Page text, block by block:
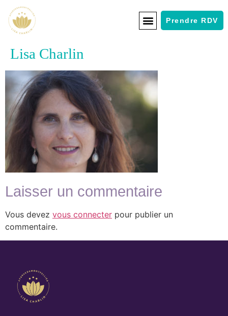
Prendre RDV
Lisa Charlin
Laisser un commentaire
Vous devez vous connecter pour publier un
commentaire.